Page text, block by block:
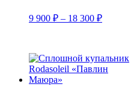
9 900 ₽ – 18 300 ₽Диапазон
–
18